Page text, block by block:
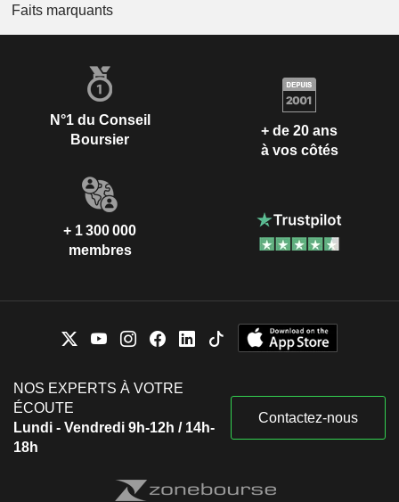
Faits marquants
N°1 du Conseil
Boursier
+ de 20 ans
à vos côtés
+ 1 300 000
membres
NOS EXPERTS À VOTRE
ÉCOUTE
Lundi - Vendredi 9h-12h / 14h-
18h
Contactez-nous